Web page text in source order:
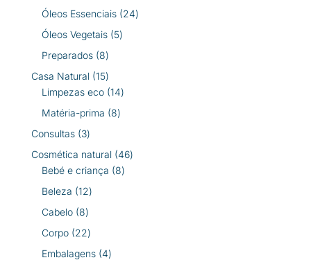
produtos
Óleos Essenciais 2424
Óleos Vegetais 55
Preparados 88
produtos
Casa Natural 1515
produtos
Limpezas eco 1414
Matéria-prima 88
Consultas 33
produtos
Cosmética natural 4646
Bebé e criança 88
Beleza 1212
Cabelo 88
produtos
Corpo 2222
produtos
Embalagens 44